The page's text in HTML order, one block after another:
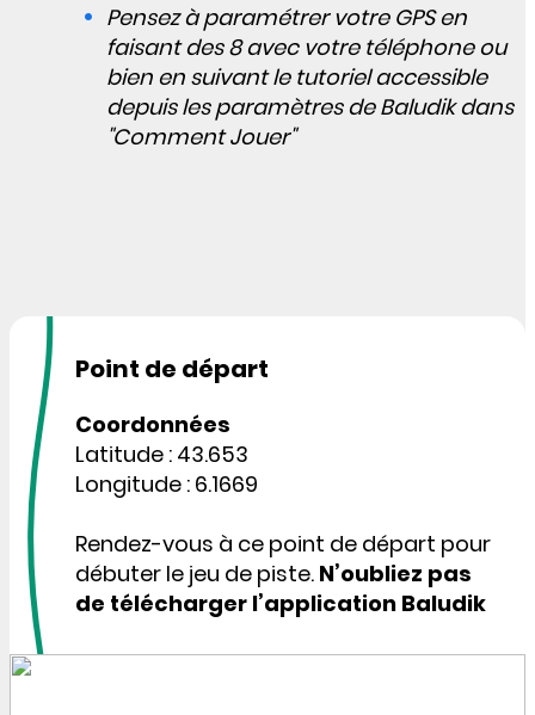
Pensez à paramétrer votre GPS en
faisant des 8 avec votre téléphone ou
bien en suivant le tutoriel accessible
depuis les paramètres de Baludik dans
"Comment Jouer"
Point de départ
Coordonnées
Latitude : 43.653
Longitude : 6.1669
Rendez-vous à ce point de départ pour
débuter le jeu de piste. N’oubliez pas
de télécharger l’application Baludik